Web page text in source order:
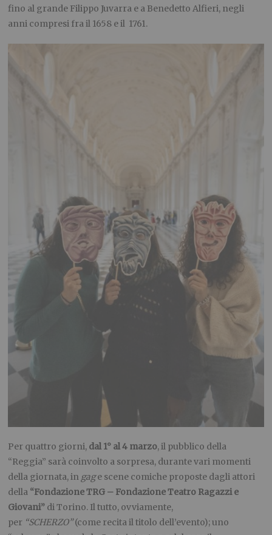
fino al grande Filippo Juvarra e a Benedetto Alfieri, negli
anni compresi fra il 1658 e il 1761.
Per quattro giorni, dal 1° al 4 marzo, il pubblico della
“Reggia” sarà coinvolto a sorpresa, durante vari momenti
della giornata, in gage scene comiche proposte dagli attori
della “Fondazione TRG – Fondazione Teatro Ragazzi e
Giovani” di Torino. Il tutto, ovviamente,
per “SCHERZO”(come recita il titolo dell’evento); uno